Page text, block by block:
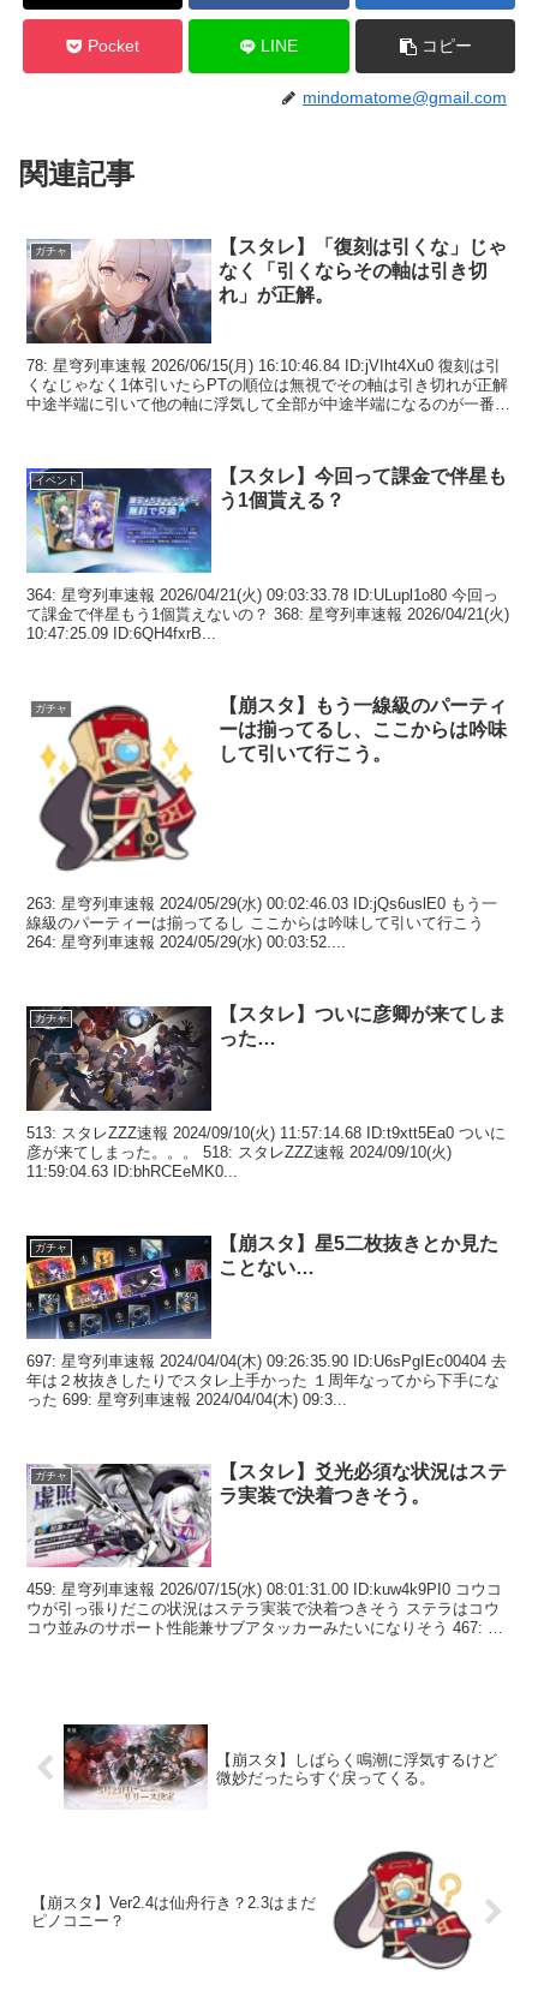
Pocket LINE コピー
mindomatome@gmail.com
関連記事
ガチャ
【スタレ】「復刻は引くな」じゃ
なく「引くならその軸は引き切
れ」が正解。
78: 星穹列車速報 2026/06/15(月) 16:10:46.84 ID:jVIht4Xu0 復刻は引
くなじゃなく1体引いたらPTの順位は無視でその軸は引き切れが正解
中途半端に引いて他の軸に浮気して全部が中途半端になるのが一番終
イベント
【スタレ】今回って課金で伴星も
う1個貰える？
364: 星穹列車速報 2026/04/21(火) 09:03:33.78 ID:ULupl1o80 今回っ
て課金で伴星もう1個貰えないの？ 368: 星穹列車速報 2026/04/21(火)
10:47:25.09 ID:6QH4fxrB...
ガチャ
【崩スタ】もう一線級のパーティ
ーは揃ってるし、ここからは吟味
して引いて行こう。
263: 星穹列車速報 2024/05/29(水) 00:02:46.03 ID:jQs6uslE0 もう一
線級のパーティーは揃ってるし ここからは吟味して引いて行こう
264: 星穹列車速報 2024/05/29(水) 00:03:52....
ガチャ
【スタレ】ついに彦卿が来てしま
った…
513: スタレZZZ速報 2024/09/10(火) 11:57:14.68 ID:t9xtt5Ea0 ついに
彦が来てしまった。。。 518: スタレZZZ速報 2024/09/10(火)
11:59:04.63 ID:bhRCEeMK0...
ガチャ
【崩スタ】星5二枚抜きとか見た
ことない…
697: 星穹列車速報 2024/04/04(木) 09:26:35.90 ID:U6sPgIEc00404 去
年は２枚抜きしたりでスタレ上手かった １周年なってから下手にな
った 699: 星穹列車速報 2024/04/04(木) 09:3...
ガチャ
【スタレ】爻光必須な状況はステ
ラ実装で決着つきそう。
459: 星穹列車速報 2026/07/15(水) 08:01:31.00 ID:kuw4k9PI0 コウコ
ウが引っ張りだこの状況はステラ実装で決着つきそう ステラはコウ
コウ並みのサポート性能兼サブアタッカーみたいになりそう 467: 星
【崩スタ】しばらく鳴潮に浮気するけど
微妙だったらすぐ戻ってくる。
【崩スタ】Ver2.4は仙舟行き？2.3はまだ
ピノコニー？